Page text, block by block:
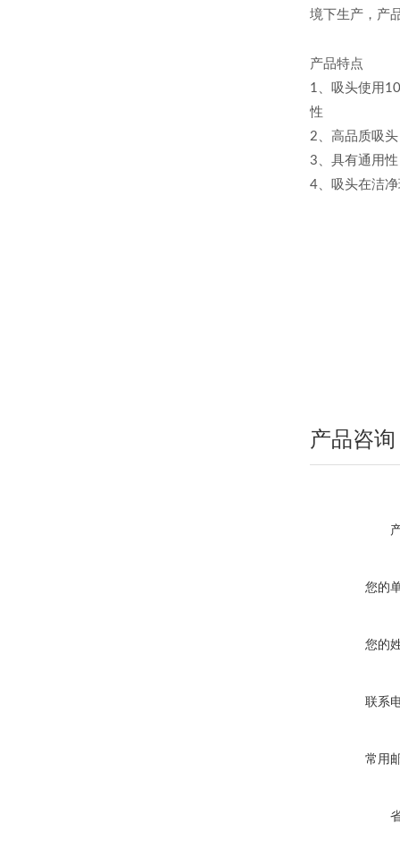
境下生产，产
产品特点
1、吸头使用
性
2、高品质吸
3、具有通用
4、吸头在洁
产品咨询
您的
您的
联系
常用